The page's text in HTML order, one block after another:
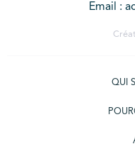
Email :
QUI